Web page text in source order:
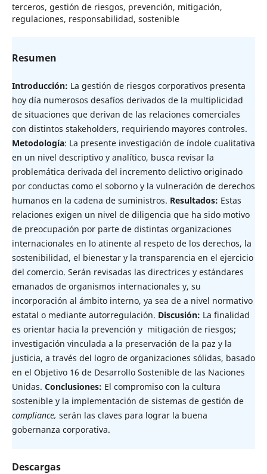
terceros, gestión de riesgos, prevención, mitigación,
regulaciones, responsabilidad, sostenible
Resumen
Introducción: La gestión de riesgos corporativos presenta
hoy día numerosos desafíos derivados de la multiplicidad
de situaciones que derivan de las relaciones comerciales
con distintos stakeholders, requiriendo mayores controles.
Metodología: La presente investigación de índole cualitativa
en un nivel descriptivo y analítico, busca revisar la
problemática derivada del incremento delictivo originado
por conductas como el soborno y la vulneración de derechos
humanos en la cadena de suministros. Resultados: Estas
relaciones exigen un nivel de diligencia que ha sido motivo
de preocupación por parte de distintas organizaciones
internacionales en lo atinente al respeto de los derechos, la
sostenibilidad, el bienestar y la transparencia en el ejercicio
del comercio. Serán revisadas las directrices y estándares
emanados de organismos internacionales y, su
incorporación al ámbito interno, ya sea de a nivel normativo
estatal o mediante autorregulación. Discusión: La finalidad
es orientar hacia la prevención y mitigación de riesgos;
investigación vinculada a la preservación de la paz y la
justicia, a través del logro de organizaciones sólidas, basado
en el Objetivo 16 de Desarrollo Sostenible de las Naciones
Unidas. Conclusiones: El compromiso con la cultura
sostenible y la implementación de sistemas de gestión de
compliance, serán las claves para lograr la buena
gobernanza corporativa.
Descargas